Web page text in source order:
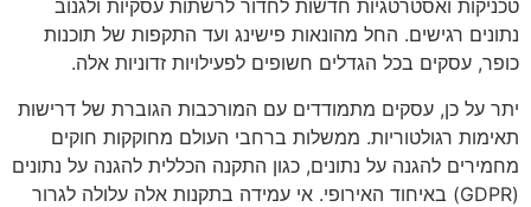
טכניקות ואסטרטגיות חדשות לחדור לרשתות עסקיות ולגנוב
נתונים רגישים. החל מהונאות פישינג ועד התקפות של תוכנות
כופר, עסקים בכל הגדלים חשופים לפעילויות זדוניות אלה.
יתר על כן, עסקים מתמודדים עם המורכבות הגוברת של דרישות
תאימות רגולטוריות. ממשלות ברחבי העולם מחוקקות חוקים
מחמירים להגנה על נתונים, כגון התקנה הכללית להגנה על נתונים
(GDPR) באיחוד האירופי. אי עמידה בתקנות אלה עלולה לגרור